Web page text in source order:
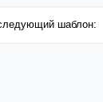
шаблон: